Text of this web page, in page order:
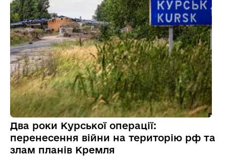
Два роки Курської операції:
перенесення війни на територію рф та
злам планів Кремля